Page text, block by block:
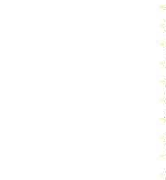
・
・
・
・
・
・
・
・
・
・